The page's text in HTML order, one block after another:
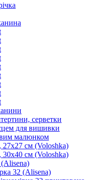
серветки
для вишивки
малюнком
27х27 см (Voloshka)
30х40 см (Voloshka)
32 (Alisena)